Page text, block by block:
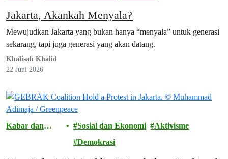
Jakarta, Akankah Menyala?
Mewujudkan Jakarta yang bukan hanya “menyala” untuk generasi
sekarang, tapi juga generasi yang akan datang.
Khalisah Khalid
22 Juni 2026
Kabar dan
Sosial dan Ekonomi
Aktivisme
Demokrasi